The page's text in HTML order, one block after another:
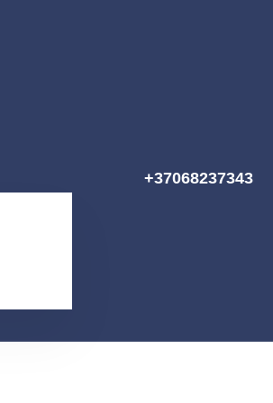
+37068237343